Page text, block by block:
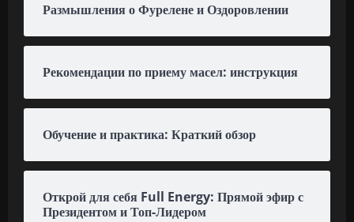
Размышления о Фурелене и Оздоровлении
Рекомендации по приему масел: инструкция
Обучение и практика: Краткий обзор
Открой для себя Full Energy: Прямой эфир с
Президентом и Топ-Лидером